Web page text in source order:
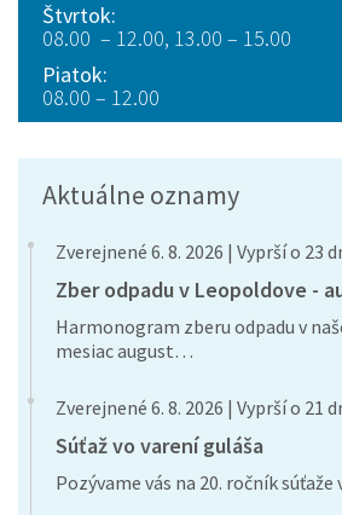
Štvrtok:
08.00 – 12.00, 13.00 – 15.00
Piatok:
08.00 – 12.00
Aktuálne oznamy
Zverejnené 6. 8. 2026 | Vyprší o 23
Zber odpadu v Leopoldove -
Harmonogram zberu odpadu v
mesiac august…
Zverejnené 6. 8. 2026 | Vyprší o 21
Súťaž vo varení guláša
Pozývame vás na 20. ročník